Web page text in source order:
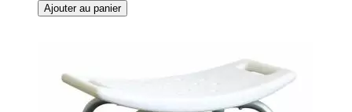
Ajouter au panier